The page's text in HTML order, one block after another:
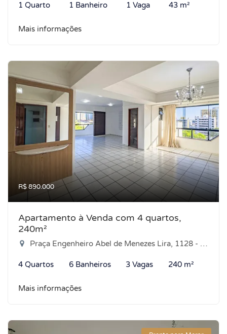
1 Quarto 1 Banheiro 1 Vaga 43 m²
Mais informações
R$ 890.000
Apartamento à Venda com 4 quartos,
240m²
Praça Engenheiro Abel de Menezes Lira, 1128 - Tirol, Natal-RN
4 Quartos 6 Banheiros 3 Vagas 240 m²
Mais informações